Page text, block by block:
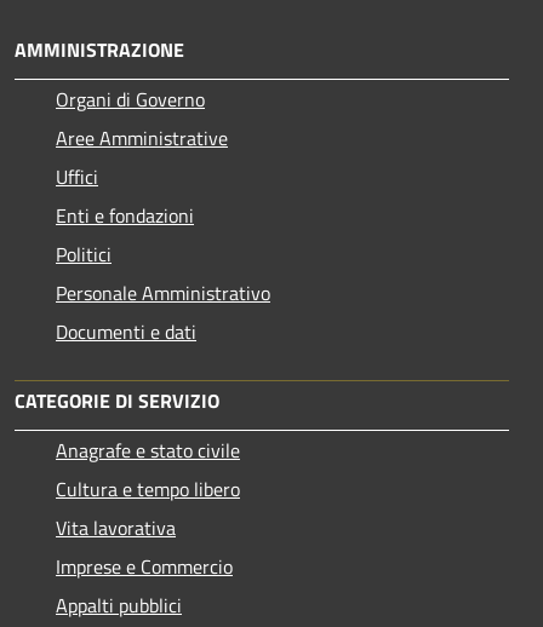
AMMINISTRAZIONE
Organi di Governo
Aree Amministrative
Uffici
Enti e fondazioni
Politici
Personale Amministrativo
Documenti e dati
CATEGORIE DI SERVIZIO
Anagrafe e stato civile
Cultura e tempo libero
Vita lavorativa
Imprese e Commercio
Appalti pubblici